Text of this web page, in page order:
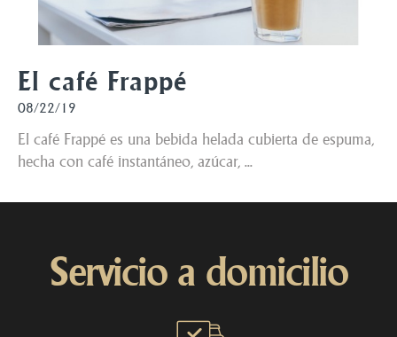
El café Frappé
08/22/19
El café Frappé es una bebida helada cubierta de espuma,
hecha con café instantáneo, azúcar, ...
Servicio a domicilio